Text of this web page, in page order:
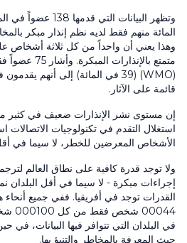
وتظهر البيانات التي قدمها 138 عضواً في
المائة منهم فقط لديه نظم إنذار مبكر
وهذا يعني أن واحداً من كل ثلاثة أشخاص
متمتع بالإنذارات المبكرة. وأشار 75 عضواً
(WMO)
(
39في المائة) إلى أنهم يقدمون
قائمة على الآثار.
إن مستوى نشر الإنذارات ضعيف في كثير من
استغلال التقدم في تكنولوجيات الاتصالات
الأشخاص المعرضين للخطر، لا سيما في أقل
ولا توجد قدرة كافية على نطاق العالم
إجراءات مبكرة - لا سيما في أقل البلدان
القدرات توجد في أفريقيا. ففي جميع أنحاء
00044 شخص فقط من كل 000
في البلدان التي تتوافر فيها البيانات، في
حيث المعرفة بالمخاطر والتنبؤ بها.